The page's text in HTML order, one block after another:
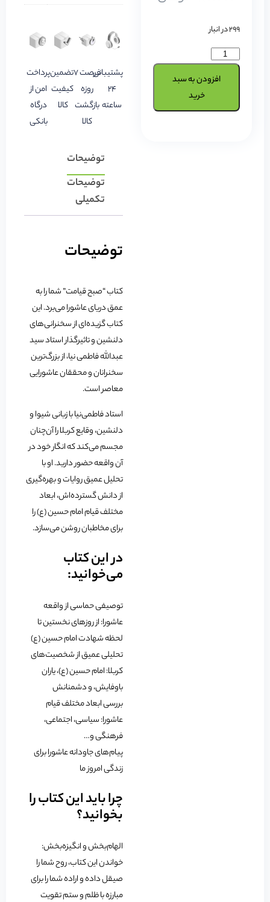
299 در انبار
افزودن به سبد
خرید
پشتیبانی
24
ساعته
فرصت 7
روزه
بازگشت
کالا
تضمین
کیفیت
کالا
پرداخت
امن از
درگاه
بانکی
توضیحات
توضیحات
تکمیلی
توضیحات
کتاب “صبح قیامت” شما را به
عمق دریای عاشورا می‌برد. این
کتاب گزیده‌ای از سخنرانی‌های
دلنشین و تاثیرگذار استاد سید
عبدالله فاطمی نیا، از بزرگ‌ترین
سخنرانان و محققان عاشورایی
معاصر است.
استاد فاطمی‌نیا با زبانی شیوا و
دلنشین، وقایع کربلا را آن‌چنان
مجسم می‌کند که انگار خود در
آن واقعه حضور دارید. او با
تحلیل عمیق روایات و بهره‌گیری
از دانش گسترده‌اش، ابعاد
مختلف قیام امام حسین (ع) را
برای مخاطبان روشن می‌سازد.
در این کتاب
می‌خوانید:
توصیفی حماسی از واقعه
عاشورا: از روزهای نخستین تا
لحظه شهادت امام حسین (ع)
تحلیلی عمیق از شخصیت‌های
کربلا: امام حسین (ع)، یاران
باوفایش، و دشمنانش
بررسی ابعاد مختلف قیام
عاشورا: سیاسی، اجتماعی،
فرهنگی و…
پیام‌های جاودانه عاشورا برای
زندگی امروز ما
چرا باید این کتاب را
بخوانید؟
الهام‌بخش و انگیزه‌بخش:
خواندن این کتاب، روح شما را
صیقل داده و اراده شما را برای
مبارزه با ظلم و ستم تقویت